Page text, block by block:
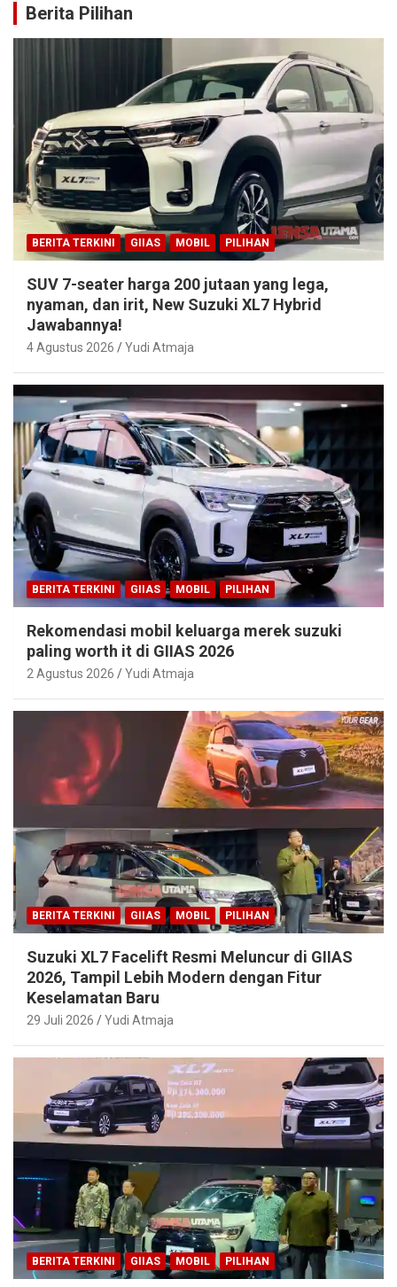
Berita Pilihan
BERITA TERKINI GIIAS MOBIL PILIHAN
SUV 7-seater harga 200 jutaan yang lega,
nyaman, dan irit, New Suzuki XL7 Hybrid
Jawabannya!
4 Agustus 2026 Yudi Atmaja
BERITA TERKINI GIIAS MOBIL PILIHAN
Rekomendasi mobil keluarga merek suzuki
paling worth it di GIIAS 2026
2 Agustus 2026 Yudi Atmaja
BERITA TERKINI GIIAS MOBIL PILIHAN
Suzuki XL7 Facelift Resmi Meluncur di GIIAS
2026, Tampil Lebih Modern dengan Fitur
Keselamatan Baru
29 Juli 2026 Yudi Atmaja
BERITA TERKINI GIIAS MOBIL PILIHAN